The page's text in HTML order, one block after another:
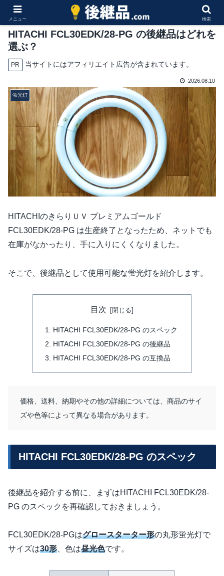
HITACHI FCL30EDK/28-PG の後継品はどれを
選ぶ？
PR 当サイトにはアフィリエイト広告が含まれています。
2026.08.10
蛍光灯
HITACHIのきらりＵＶ プレミアムゴールド
FCL30EDK/28-PG は生産終了となったため、ネットでも
在庫がなかったり、手に入りにくくなりました。
そこで、後継品として使用可能な蛍光灯を紹介します。
目次
HITACHI FCL30EDK/28-PG のスペック
HITACHI FCL30EDK/28-PG の後継品
HITACHI FCL30EDK/28-PG の互換品
価格、送料、納期やその他の詳細については、商品のサイ
ズや色等によって異なる場合があります。
HITACHI FCL30EDK/28-PG のスペック
後継品を紹介する前に、まずはHITACHI FCL30EDK/28-
PG のスペックを再確認しておきましょう。
FCL30EDK/28-PGはグロースターター形の丸形蛍光灯で
サイズは30形 、色は昼光色です。
メニュー 検索